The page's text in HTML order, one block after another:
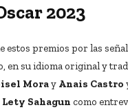
2023
estos premios por las
en su idioma original y
Moray Anais Castro
Lety Sahagun como